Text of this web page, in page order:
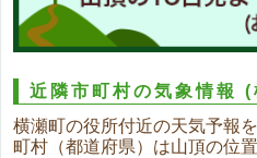
近隣市町村の気象情報(
横瀬町の役所付近の天気予報
町村（都道府県）は山頂の位